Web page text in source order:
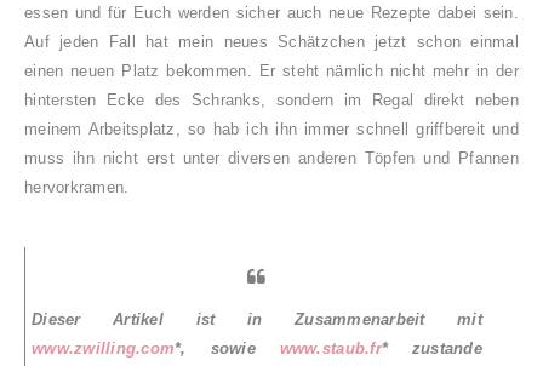
essen und für Euch werden sicher auch neue Rezepte dabei sein.
Auf jeden Fall hat mein neues Schätzchen jetzt schon einmal
einen neuen Platz bekommen. Er steht nämlich nicht mehr in der
hintersten Ecke des Schranks, sondern im Regal direkt neben
meinem Arbeitsplatz, so hab ich ihn immer schnell griffbereit und
muss ihn nicht erst unter diversen anderen Töpfen und Pfannen
hervorkramen.
Dieser Artikel ist in Zusammenarbeit mit
www.zwilling.com*, sowie www.staub.fr* zustande